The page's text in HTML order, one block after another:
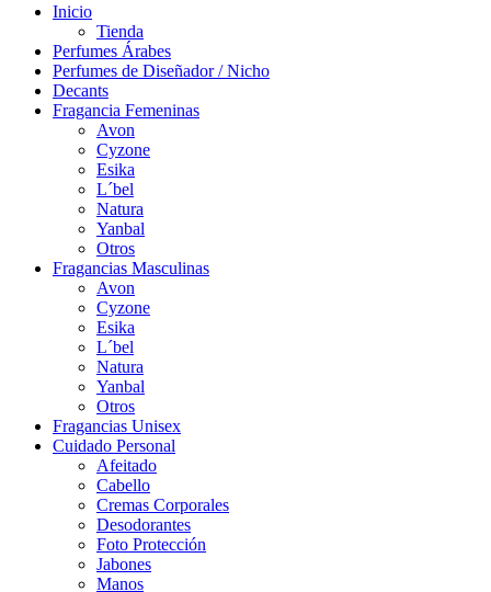
Inicio
Tienda
Perfumes Árabes
Perfumes de Diseñador / Nicho
Decants
Fragancia Femeninas
Avon
Cyzone
Esika
L´bel
Natura
Yanbal
Otros
Fragancias Masculinas
Avon
Cyzone
Esika
L´bel
Natura
Yanbal
Otros
Fragancias Unisex
Cuidado Personal
Afeitado
Cabello
Cremas Corporales
Desodorantes
Foto Protección
Jabones
Manos